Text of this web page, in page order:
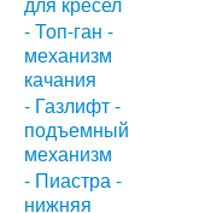
- Топ-ган -
механизм
качания
- Газлифт -
подъемный
механизм
- Пиастра -
нижняя